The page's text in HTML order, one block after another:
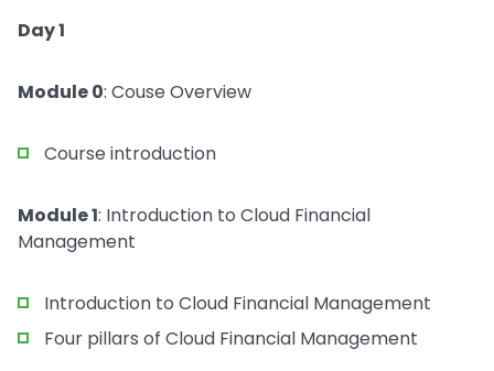
Day 1
Module 0: Couse Overview
Course introduction
Module 1: Introduction to Cloud Financial
Management
Introduction to Cloud Financial Management
Four pillars of Cloud Financial Management